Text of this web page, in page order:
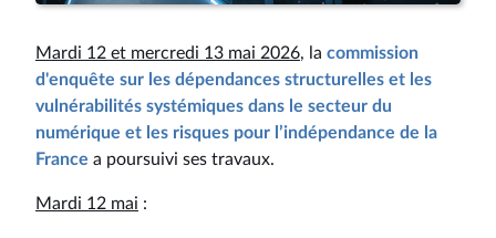
Mardi 12 et mercredi 13 mai 2026, la commission
d'enquête sur les dépendances structurelles et les
vulnérabilités systémiques dans le secteur du
numérique et les risques pour l’indépendance de la
France a poursuivi ses travaux.
Mardi 12 mai :